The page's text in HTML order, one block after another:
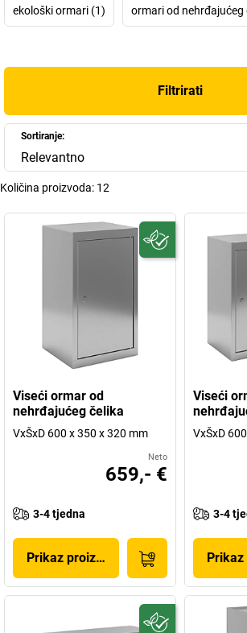
ekološki ormari (1) ormari od nehrđajućeg
Filtrirati
Sortiranje:
Relevantno
Količina proizvoda: 12
Viseći ormar od
nehrđajućeg čelika
VxŠxD 600 x 350 x 320 mm
Neto
659,- €
3-4 tjedna
Prikaz proizvoda
Viseći
VxŠxD
3-4
Prikaz